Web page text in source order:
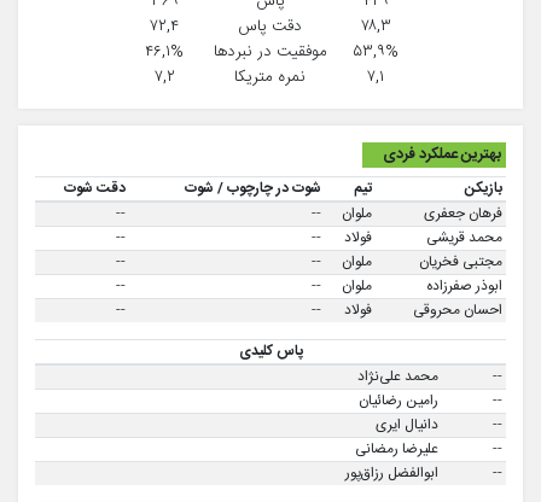
۷۸,۳
۵۳,۹%
۷,۱
دقت پاس
موفقيت در نبردها
نمره متریکا
۷۲,۴
۴۶,۱%
۷,۲
بهترین عملکرد فردی
بازیکن تیم شوت در چارچوب / شوت
دقت شوت
فرهان جعفری
ملوان --
--
محمد قریشی
فولاد --
--
مجتبی فخریان
ملوان --
--
ابوذر صفرزاده
ملوان --
--
احسان محروقی
فولاد --
--
پاس کلیدی
--
محمد علی‌نژاد
--
رامین رضائیان
--
دانیال ایری
--
علیرضا رمضانی
--
ابوالفضل رزاق‌پور